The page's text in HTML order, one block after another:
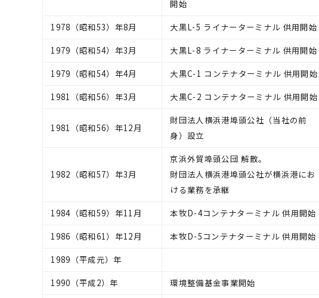
開始
1978（昭和53）年8月 大黒L-5 ライナーターミナル 供用開始
1979（昭和54）年3月 大黒L-8 ライナーターミナル 供用開始
1979（昭和54）年4月 大黒C-1 コンテナターミナル 供用開始
1981（昭和56）年3月 大黒C-2 コンテナターミナル 供用開始
1981（昭和56）年12月
財団法人横浜港埠頭公社（当社の前
身）設立
1982（昭和57）年3月
京浜外貿埠頭公団 解散。
財団法人横浜港埠頭公社が横浜港にお
ける業務を承継
1984（昭和59）年11月 本牧D-4コンテナターミナル 供用開始
1986（昭和61）年12月 本牧D-5コンテナターミナル 供用開始
1989（平成元）年
1990（平成2）年 環境整備基金事業開始